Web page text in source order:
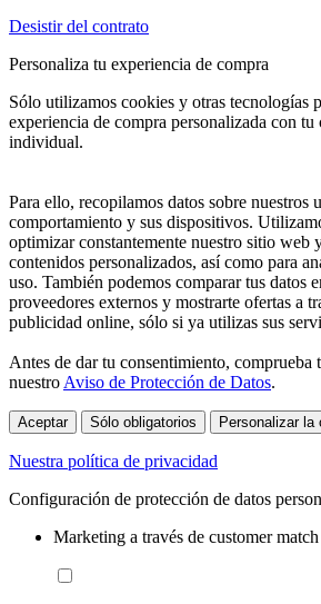
Desistir del contrato
Personaliza tu experiencia de compra
Sólo utilizamos cookies y otras tecnologías
experiencia de compra personalizada con tu
individual.
Para ello, recopilamos datos sobre nuestros
comportamiento y sus dispositivos.
optimizar constantemente nuestro sitio web
contenidos personalizados, así como para
uso. También podemos comparar tus datos
proveedores externos y mostrarte ofertas a
publicidad online, sólo si ya utilizas sus
Antes de dar tu consentimiento,
nuestro Aviso de Protección de Datos.
Aceptar Sólo obligatorios Personalizar la
Nuestra política de privacidad
Configuración de protección de datos
Marketing a través de customer match